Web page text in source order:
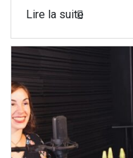
Lire la suite